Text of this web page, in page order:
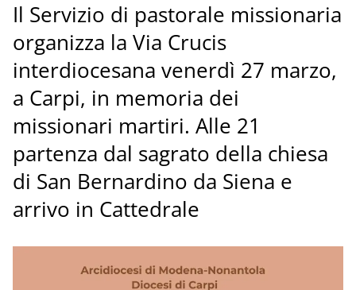
Il Servizio di pastorale missionaria
organizza la Via Crucis
interdiocesana venerdì 27 marzo,
a Carpi, in memoria dei
missionari martiri. Alle 21
partenza dal sagrato della chiesa
di San Bernardino da Siena e
arrivo in Cattedrale